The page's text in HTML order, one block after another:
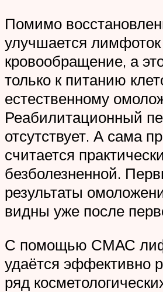
Помимо
улучшается
кровообращение, а
только к питанию
естественному
Реабилитационный
отсутствует. А сама
считается практически
безболезненной.
результаты
видны уже после
С помощью СМАС
удаётся эффективно
ряд